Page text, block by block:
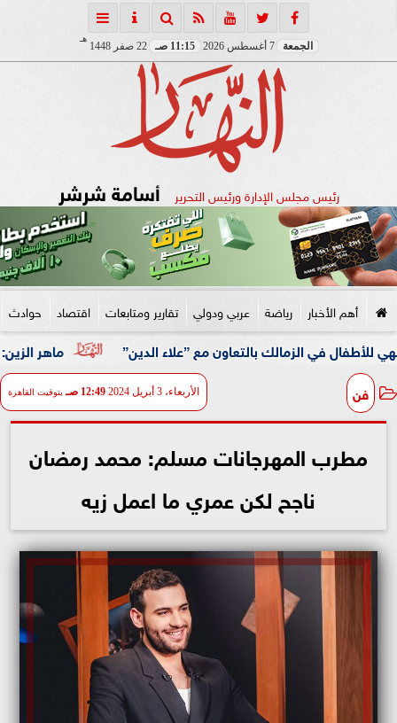
الجمعة 7 أغسطس 2026 11:15 صـ 22 صفر 1448
هـ
رئيس مجلس الإدارة ورئيس التحرير أسامة شرشر
أهم الأخبار رياضة عربي ودولي تقارير ومتابعات اقتصاد حوادث
ماهر الزين: 25 حافلة تُعيد 1250 سودانيًا ضمن الفوج الـ41.. والالتزام بوثائق السفر عزز انسيابية العودة الطوعية بالتعاون مع ”علاء الدين”
فن الأربعاء، 3 أبريل 2024 12:49 صـ بتوقيت القاهرة
مطرب المهرجانات مسلم: محمد رمضان
ناجح لكن عمري ما اعمل زيه